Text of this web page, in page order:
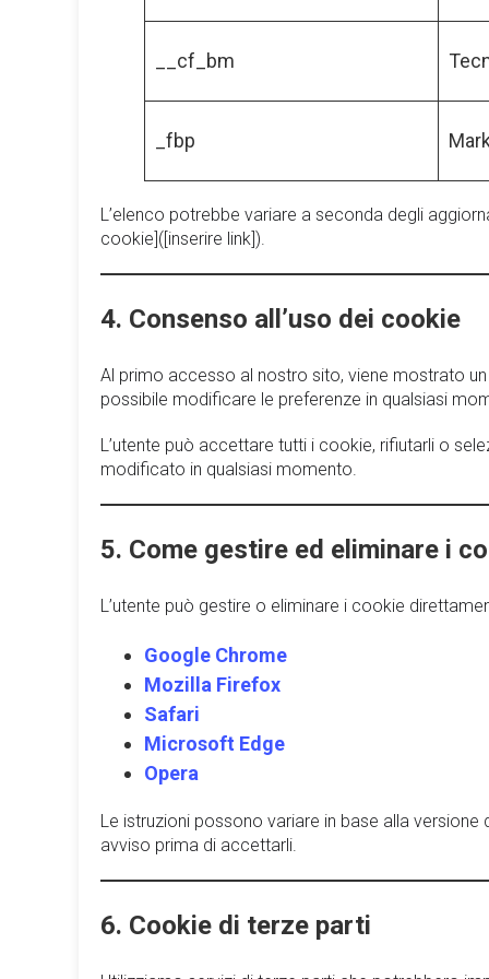
__cf_bm
_fbp
L’elenco potrebbe variare a seconda degli
cookie]([inserire link]).
4. Consenso all’uso dei cookie
Al primo accesso al nostro sito, viene mostrato
possibile modificare le preferenze in qualsiasi
L’utente può accettare tutti i cookie, rifiutarli o
modificato in qualsiasi momento.
5. Come gestire ed eliminare i
L’utente può gestire o eliminare i cookie
Google Chrome
Mozilla Firefox
Safari
Microsoft Edge
Opera
Le istruzioni possono variare in base alla
avviso prima di accettarli.
6. Cookie di terze parti